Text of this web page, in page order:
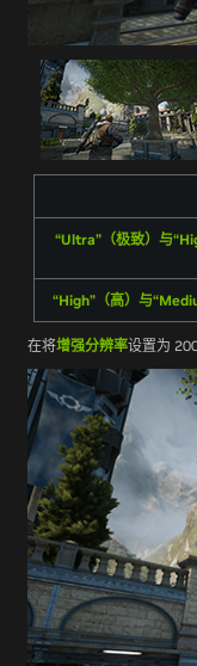
“Ultra”（极致）与
“High”（高）与
在将增强分辨率设置为